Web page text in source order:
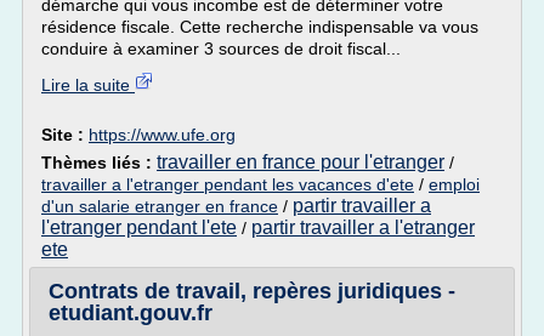
démarche qui vous incombe est de déterminer votre
résidence fiscale. Cette recherche indispensable va vous
conduire à examiner 3 sources de droit fiscal...
Lire la suite
Site : https://www.ufe.org
Thèmes liés : travailler en france pour l'etranger /
travailler a l'etranger pendant les vacances d'ete / emploi
d'un salarie etranger en france / partir travailler a
l'etranger pendant l'ete / partir travailler a l'etranger
ete
Contrats de travail, repères juridiques -
etudiant.gouv.fr